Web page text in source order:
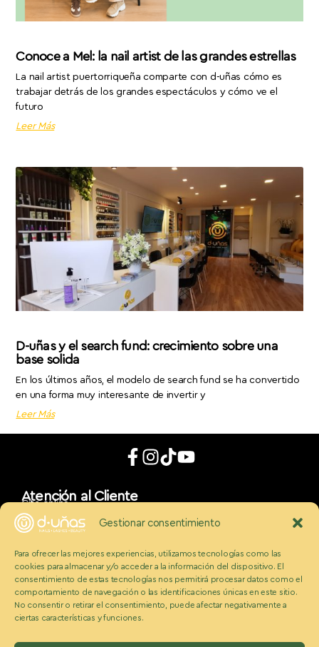
Gestionar consentimiento
Para ofrecer las mejores experiencias, utilizamos tecnologías como las
cookies para almacenar y/o acceder a la información del dispositivo. El
consentimiento de estas tecnologías nos permitirá procesar datos como el
comportamiento de navegación o las identificaciones únicas en este sitio.
No consentir o retirar el consentimiento, puede afectar negativamente a
ciertas características y funciones.
Conoce a Mel: la nail artist de las grandes estrellas
La nail artist puertorriqueña comparte con d-uñas cómo es
trabajar detrás de los grandes espectáculos y cómo ve el
futuro
Leer Más
D-uñas y el search fund: crecimiento sobre una
base solida
En los últimos años, el modelo de search fund se ha convertido
en una forma muy interesante de invertir y
Leer Más
Atención al Cliente
Cita online
App móvil
d_uñaslovers
Bonos d-uñas
Contacto
Conócenos
Somos Ecobeauty
Conocenos
Medios
Blog